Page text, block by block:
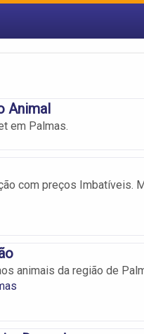
Animal
em Palmas.
com preços Imbatíveis.
animais da região de